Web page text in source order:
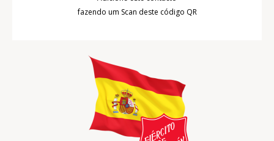
fazendo um Scan deste código QR